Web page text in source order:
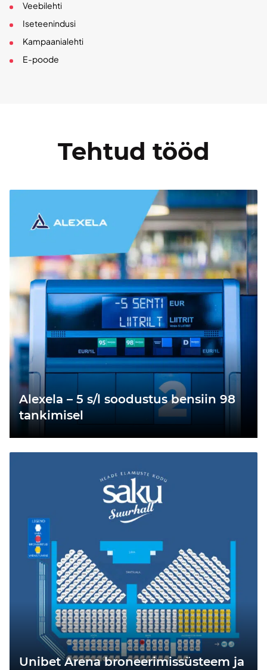
Veebilehti
Iseteenindusi
Kampaanialehti
E-poode
Tehtud tööd
Alexela – 5 s/l soodustus bensiin 98
tankimisel
Unibet Arena broneerimissüsteem ja